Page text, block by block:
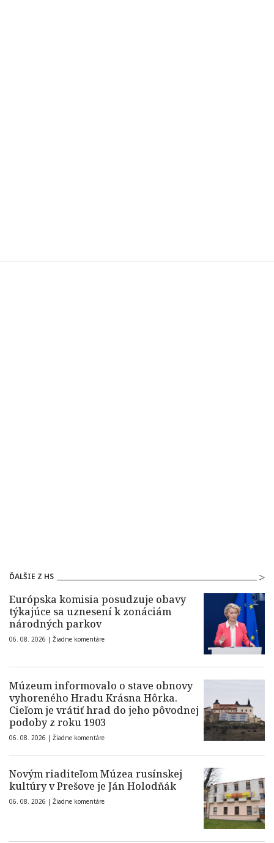
ĎALŠIE Z HS
Európska komisia posudzuje obavy
týkajúce sa uznesení k zonáciám
národných parkov
06. 08. 2026 | Žiadne komentáre
Múzeum informovalo o stave obnovy
vyhoreného Hradu Krásna Hôrka.
Cieľom je vrátiť hrad do jeho pôvodnej
podoby z roku 1903
06. 08. 2026 | Žiadne komentáre
Novým riaditeľom Múzea rusínskej
kultúry v Prešove je Ján Holodňák
06. 08. 2026 | Žiadne komentáre